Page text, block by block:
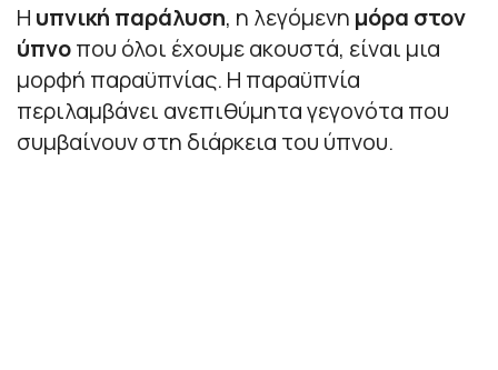
Η υπνική παράλυση, η λεγόμενη μόρα στον
ύπνοπου όλοι έχουμε ακουστά, είναι μια
μορφή παραϋπνίας. Η παραϋπνία
περιλαμβάνει ανεπιθύμητα γεγονότα που
συμβαίνουν στη διάρκεια του ύπνου.